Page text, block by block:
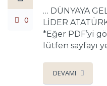
0
… DÜNYAYA
LİDER
*Eğer PDF’yi
lütfen sayfayı
DEVAMI